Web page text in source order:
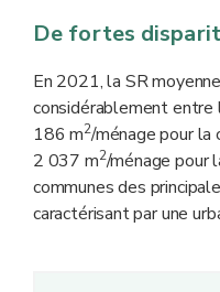
De fortes
En 2021, la SR
considérablement entre
186 m2/ménage pour la
2 037 m2/ménage pour
communes des
caractérisant par une